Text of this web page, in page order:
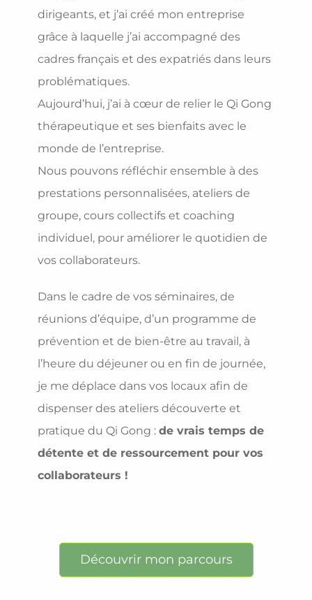
dirigeants, et j’ai créé mon entreprise
grâce à laquelle j’ai accompagné des
cadres français et des expatriés dans leurs
problématiques.
Aujourd’hui, j’ai à cœur de relier le Qi Gong
thérapeutique et ses bienfaits avec le
monde de l’entreprise.
Nous pouvons réfléchir ensemble à des
prestations personnalisées, ateliers de
groupe, cours collectifs et coaching
individuel, pour améliorer le quotidien de
vos collaborateurs.
Dans le cadre de vos séminaires, de
réunions d’équipe, d’un programme de
prévention et de bien-être au travail, à
l’heure du déjeuner ou en fin de journée,
je me déplace dans vos locaux afin de
dispenser des ateliers découverte et
pratique du Qi Gong : de vrais temps de
détente et de ressourcement pour vos
collaborateurs !
Découvrir mon parcours